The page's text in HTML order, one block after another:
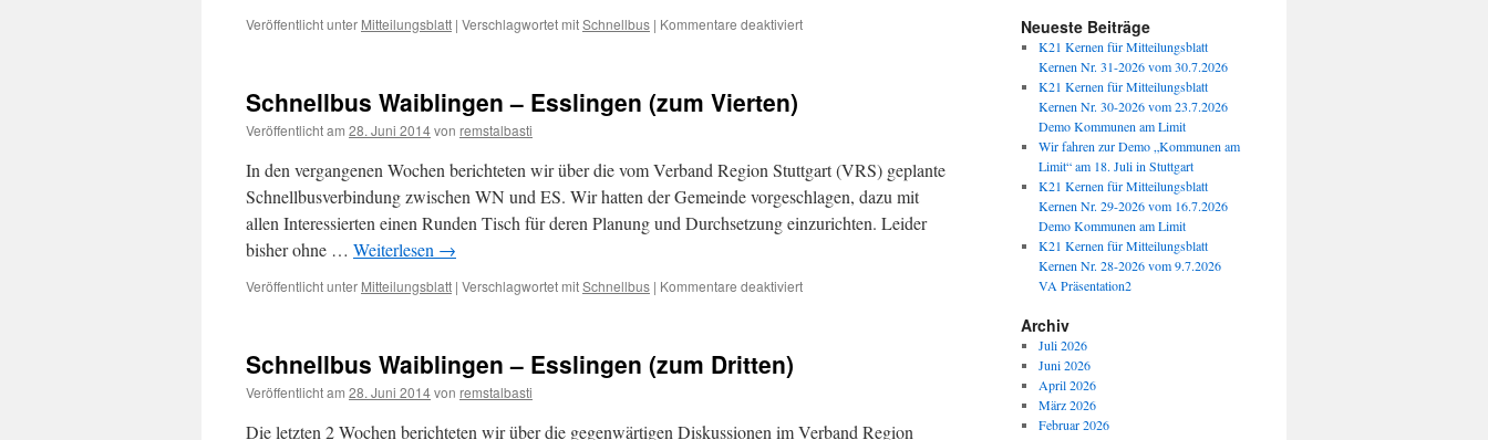
Veröffentlicht unter Mitteilungsblatt | Verschlagwortet mitSchnellbus | Kommentare deaktiviertfür
Schnellbus Waiblingen – Esslingen (zum Vierten)
Veröffentlicht am 28. Juni 2014von remstalbasti
In den vergangenen Wochen berichteten wir über die vom Verband Region Stuttgart (VRS) geplante
Schnellbusverbindung zwischen WN und ES. Wir hatten der Gemeinde vorgeschlagen, dazu mit
allen Interessierten einen Runden Tisch für deren Planung und Durchsetzung einzurichten. Leider
bisher ohne … Weiterlesen →
Veröffentlicht unter Mitteilungsblatt | Verschlagwortet mitSchnellbus | Kommentare deaktiviertfür
Schnellbus Waiblingen – Esslingen (zum Dritten)
Veröffentlicht am 28. Juni 2014von remstalbasti
Die letzten 2 Wochen berichteten wir über die gegenwärtigen Diskussionen im Verband Region
Neueste Beiträge
K21 Kernen für Mitteilungsblatt
Kernen Nr. 31-2026 vom 30.7.2026
K21 Kernen für Mitteilungsblatt
Kernen Nr. 30-2026 vom 23.7.2026
Demo Kommunen am Limit
Wir fahren zur Demo „Kommunen am
Limit“ am 18. Juli in Stuttgart
K21 Kernen für Mitteilungsblatt
Kernen Nr. 29-2026 vom 16.7.2026
Demo Kommunen am Limit
K21 Kernen für Mitteilungsblatt
Kernen Nr. 28-2026 vom 9.7.2026
VA Präsentation2
Archiv
Juli 2026
Juni 2026
April 2026
März 2026
Februar 2026